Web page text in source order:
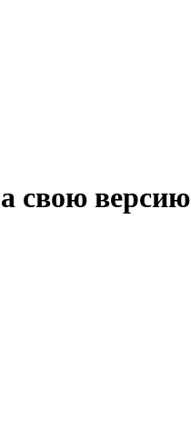
свою версию